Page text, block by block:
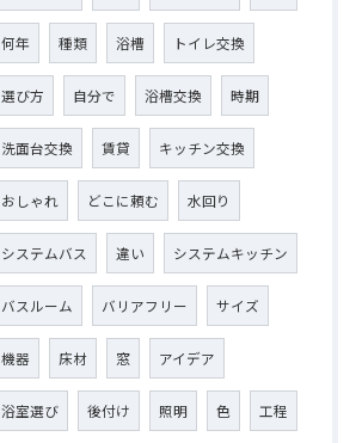
何年 種類 浴槽 トイレ交換
選び方 自分で 浴槽交換 時期
洗面台交換 賃貸 キッチン交換
おしゃれ どこに頼む 水回り
システムバス 違い システムキッチン
バスルーム バリアフリー サイズ
機器 床材 窓 アイデア
浴室選び 後付け 照明 色 工程